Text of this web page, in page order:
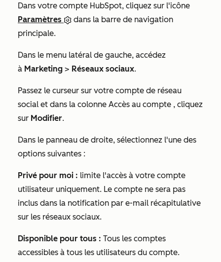
Dans votre compte HubSpot, cliquez sur l'icône
Paramètres
dans la barre de navigation
principale.
Dans le menu latéral de gauche, accédez
à Marketing > Réseaux sociaux.
Passez le curseur sur votre compte de réseau
social et dans la colonne Accès au compte , cliquez
sur Modifier.
Dans le panneau de droite, sélectionnez l'une des
options suivantes :
Privé pour moi : limite l'accès à votre compte
utilisateur uniquement. Le compte ne sera pas
inclus dans la notification par e-mail récapitulative
sur les réseaux sociaux.
Disponible pour tous : Tous les comptes
accessibles à tous les utilisateurs du compte.